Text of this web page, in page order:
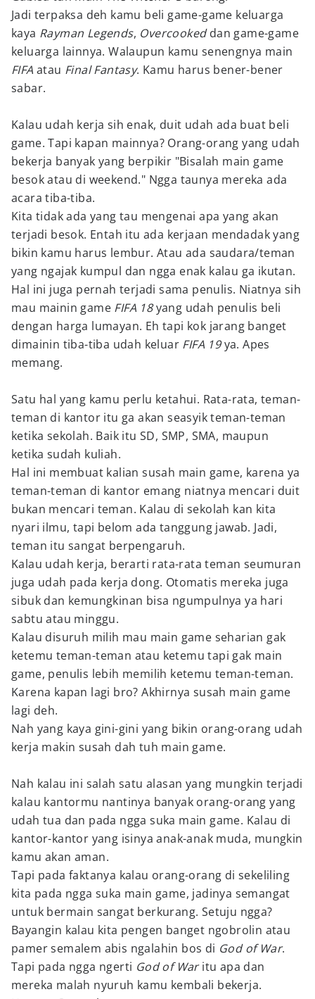
Jadi terpaksa deh kamu beli game-game keluarga
kaya Rayman Legends, Overcookeddan game-game
keluarga lainnya. Walaupun kamu senengnya main
FIFA atau Final Fantasy. Kamu harus bener-bener
sabar.
Kalau udah kerja sih enak, duit udah ada buat beli
game. Tapi kapan mainnya? Orang-orang yang udah
bekerja banyak yang berpikir "Bisalah main game
besok atau di weekend." Ngga taunya mereka ada
acara tiba-tiba.
Kita tidak ada yang tau mengenai apa yang akan
terjadi besok. Entah itu ada kerjaan mendadak yang
bikin kamu harus lembur. Atau ada saudara/teman
yang ngajak kumpul dan ngga enak kalau ga ikutan.
Hal ini juga pernah terjadi sama penulis. Niatnya sih
mau mainin game FIFA 18yang udah penulis beli
dengan harga lumayan. Eh tapi kok jarang banget
dimainin tiba-tiba udah keluar FIFA 19ya. Apes
memang.
Satu hal yang kamu perlu ketahui. Rata-rata, teman-
teman di kantor itu ga akan seasyik teman-teman
ketika sekolah. Baik itu SD, SMP, SMA, maupun
ketika sudah kuliah.
Hal ini membuat kalian susah main game, karena ya
teman-teman di kantor emang niatnya mencari duit
bukan mencari teman. Kalau di sekolah kan kita
nyari ilmu, tapi belom ada tanggung jawab. Jadi,
teman itu sangat berpengaruh.
Kalau udah kerja, berarti rata-rata teman seumuran
juga udah pada kerja dong. Otomatis mereka juga
sibuk dan kemungkinan bisa ngumpulnya ya hari
sabtu atau minggu.
Kalau disuruh milih mau main game seharian gak
ketemu teman-teman atau ketemu tapi gak main
game, penulis lebih memilih ketemu teman-teman.
Karena kapan lagi bro? Akhirnya susah main game
lagi deh.
Nah yang kaya gini-gini yang bikin orang-orang udah
kerja makin susah dah tuh main game.
Nah kalau ini salah satu alasan yang mungkin terjadi
kalau kantormu nantinya banyak orang-orang yang
udah tua dan pada ngga suka main game. Kalau di
kantor-kantor yang isinya anak-anak muda, mungkin
kamu akan aman.
Tapi pada faktanya kalau orang-orang di sekeliling
kita pada ngga suka main game, jadinya semangat
untuk bermain sangat berkurang. Setuju ngga?
Bayangin kalau kita pengen banget ngobrolin atau
pamer semalem abis ngalahin bos di God of War.
Tapi pada ngga ngerti God of Waritu apa dan
mereka malah nyuruh kamu kembali bekerja.